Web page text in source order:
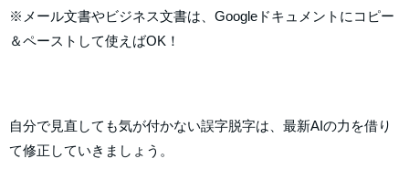
※メール文書やビジネス文書は、Googleドキュメントにコピー
＆ペーストして使えばOK！
自分で見直しても気が付かない誤字脱字は、最新AIの力を借り
て修正していきましょう。